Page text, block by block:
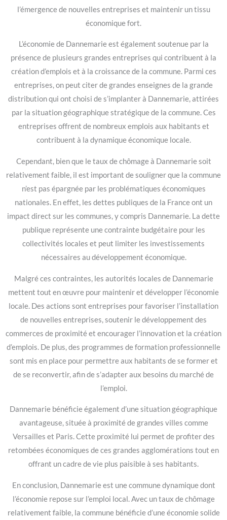
l’émergence de nouvelles entreprises et maintenir un tissu
économique fort.
L’économie de Dannemarie est également soutenue par la
présence de plusieurs grandes entreprises qui contribuent à la
création d’emplois et à la croissance de la commune. Parmi ces
entreprises, on peut citer de grandes enseignes de la grande
distribution qui ont choisi de s’implanter à Dannemarie, attirées
par la situation géographique stratégique de la commune. Ces
entreprises offrent de nombreux emplois aux habitants et
contribuent à la dynamique économique locale.
Cependant, bien que le taux de chômage à Dannemarie soit
relativement faible, il est important de souligner que la commune
n’est pas épargnée par les problématiques économiques
nationales. En effet, les dettes publiques de la France ont un
impact direct sur les communes, y compris Dannemarie. La dette
publique représente une contrainte budgétaire pour les
collectivités locales et peut limiter les investissements
nécessaires au développement économique.
Malgré ces contraintes, les autorités locales de Dannemarie
mettent tout en œuvre pour maintenir et développer l’économie
locale. Des actions sont entreprises pour favoriser l’installation
de nouvelles entreprises, soutenir le développement des
commerces de proximité et encourager l’innovation et la création
d’emplois. De plus, des programmes de formation professionnelle
sont mis en place pour permettre aux habitants de se former et
de se reconvertir, afin de s’adapter aux besoins du marché de
l’emploi.
Dannemarie bénéficie également d’une situation géographique
avantageuse, située à proximité de grandes villes comme
Versailles et Paris. Cette proximité lui permet de profiter des
retombées économiques de ces grandes agglomérations tout en
offrant un cadre de vie plus paisible à ses habitants.
En conclusion, Dannemarie est une commune dynamique dont
l’économie repose sur l’emploi local. Avec un taux de chômage
relativement faible, la commune bénéficie d’une économie solide